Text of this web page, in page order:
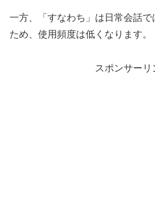
一方、「すなわち」は日常会話
ため、使用頻度は低くなります。
スポンサーリ